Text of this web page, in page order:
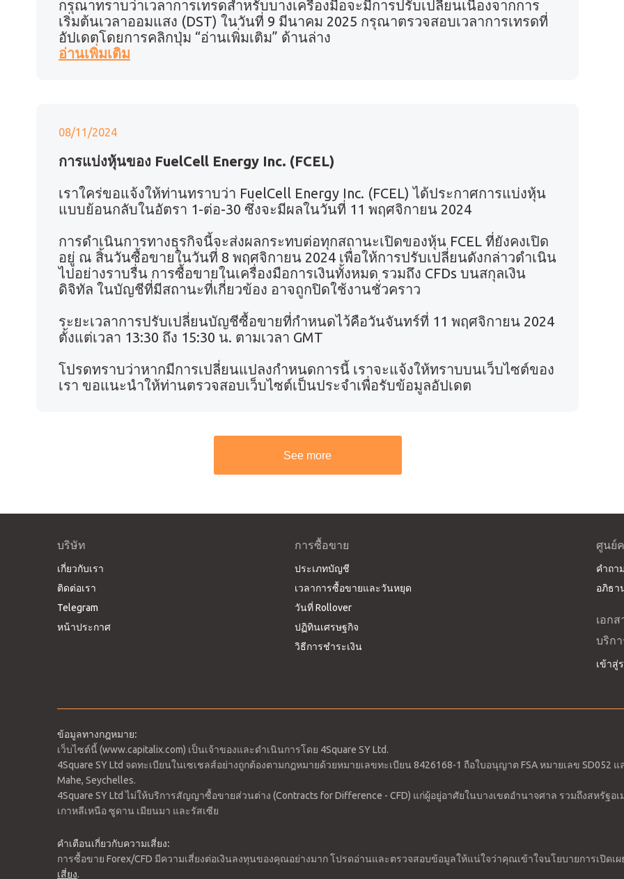
กรุณาทราบว่าเวลาการเทรดสำหรับบางเครื่องมือจะมีการปรับเปลี่ยนเนื่องจากการ
เริ่มต้นเวลาออมแสง (DST) ในวันที่ 9 มีนาคม 2025 กรุณาตรวจสอบเวลาการเทรดที่
อัปเดตโดยการคลิกปุ่ม “อ่านเพิ่มเติม” ด้านล่าง
อ่านเพิ่มเติม
08/11/2024
การแบ่งหุ้นของ FuelCell Energy Inc. (FCEL)
เราใคร่ขอแจ้งให้ท่านทราบว่า FuelCell Energy Inc. (FCEL) ได้ประกาศการแบ่งหุ้น
แบบย้อนกลับในอัตรา 1-ต่อ-30 ซึ่งจะมีผลในวันที่ 11 พฤศจิกายน 2024
การดำเนินการทางธุรกิจนี้จะส่งผลกระทบต่อทุกสถานะเปิดของหุ้น FCEL ที่ยังคงเปิด
อยู่ ณ สิ้นวันซื้อขายในวันที่ 8 พฤศจิกายน 2024 เพื่อให้การปรับเปลี่ยนดังกล่าวดำเนิน
ไปอย่างราบรื่น การซื้อขายในเครื่องมือการเงินทั้งหมด รวมถึง CFDs บนสกุลเงิน
ดิจิทัล ในบัญชีที่มีสถานะที่เกี่ยวข้อง อาจถูกปิดใช้งานชั่วคราว
ระยะเวลาการปรับเปลี่ยนบัญชีซื้อขายที่กำหนดไว้คือวันจันทร์ที่ 11 พฤศจิกายน 2024
ตั้งแต่เวลา 13:30 ถึง 15:30 น. ตามเวลา GMT
โปรดทราบว่าหากมีการเปลี่ยนแปลงกำหนดการนี้ เราจะแจ้งให้ทราบบนเว็บไซต์ของ
เรา ขอแนะนำให้ท่านตรวจสอบเว็บไซต์เป็นประจำเพื่อรับข้อมูลอัปเดต
See more
บริษัท
เกี่ยวกับเรา
ติดต่อเรา
Telegram
หน้าประกาศ
การซื้อขาย
ประเภทบัญชี
เวลาการซื้อขายและวันหยุด
วันที่ Rollover
ปฏิทินเศรษฐกิจ
วิธีการชำระเงิน
ศูนย์
คำถา
อภิธา
บริก
เข้าสู่
เอก
ข้อมูลทางกฎหมาย:
เว็บไซต์นี้ (www.capitalix.com) เป็นเจ้าของและดำเนินการโดย 4Square SY Ltd.
4Square SY Ltd จดทะเบียนในเซเชลส์อย่างถูกต้องตามกฎหมายด้วยหมายเลขทะเบียน 8426168-1 ถือใบอนุญาต FSA หมายเลข SD052
Mahe, Seychelles.
4Square SY Ltd ไม่ให้บริการสัญญาซื้อขายส่วนต่าง (Contracts for Difference - CFD) แก่ผู้อยู่อาศัยในบางเขตอำนาจศาล รวมถึงสหรัฐ
เกาหลีเหนือ ซูดาน เมียนมา และรัสเซีย
คำเตือนเกี่ยวกับความเสี่ยง:
การซื้อขาย Forex/CFD มีความเสี่ยงต่อเงินลงทุนของคุณอย่างมาก โปรดอ่านและตรวจสอบข้อมูลให้แน่ใจว่าคุณเข้าใจนโยบายการเปิดเ
เสี่ยง.